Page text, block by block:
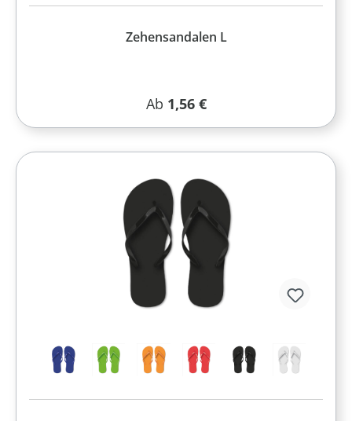
Zehensandalen L
Regulärer Preis:
Ab 1,56 €